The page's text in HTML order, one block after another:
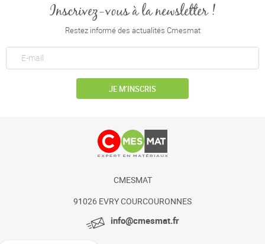
Inscrivez-vous à la newsletter !
Restez informé des actualités Cmesmat
JE M’INSCRIS
CMESMAT
91026 EVRY COURCOURONNES
info@cmesmat.fr